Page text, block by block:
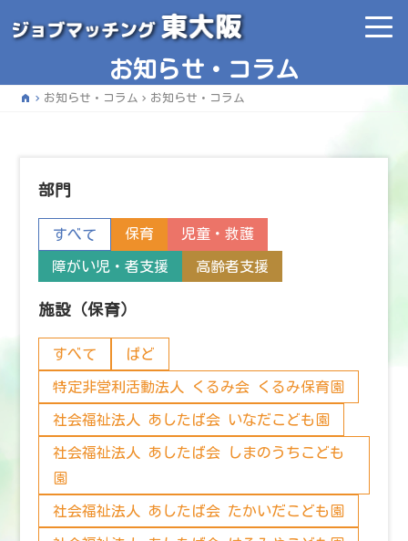
お知らせ・コラム
home お知らせ・コラム お知らせ・コラム
部門
すべて 保育 児童・救護
障がい児・者支援 高齢者支援
施設（保育）
すべて ぱど
特定非営利活動法人 くるみ会 くるみ保育園
社会福祉法人 あしたば会 いなだこども園
社会福祉法人 あしたば会 しまのうちこども
園
社会福祉法人 あしたば会 たかいだこども園